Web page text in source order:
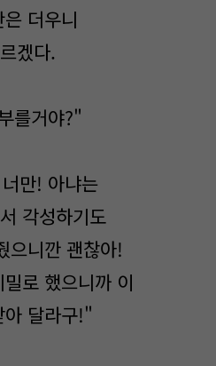
더우니
겠다.
를거야?"
만! 아냐는
각성하기도
으니깐 괜찮아!
로 했으니까 이
아 달라구!"